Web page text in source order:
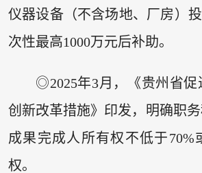
仪器设备（不含场地、厂房）
次性最高1000万元后补助。
◎2025年3月，《贵州省促
创新改革措施》印发，明确职务
成果完成人所有权不低于70%
权。